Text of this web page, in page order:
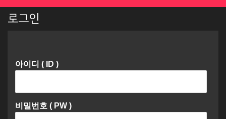
로그인
아이디 ( ID )
비밀번호 ( PW )